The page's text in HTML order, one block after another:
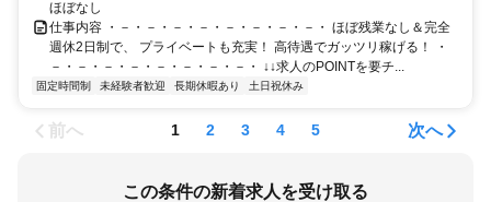
ほぼなし
仕事内容 ・－・－・－・－・－・－・－・－・ ほぼ残業なし＆完全
週休2日制で、 プライベートも充実！ 高待遇でガッツリ稼げる！ ・
－・－・－・－・－・－・－・－・ ↓↓求人のPOINTを要チ...
固定時間制 未経験者歓迎 長期休暇あり 土日祝休み
前へ 1 2 3 4 5 次へ
この条件の新着求人を受け取る